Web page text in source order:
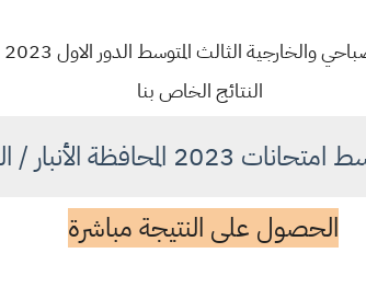
النتائج الخاص بنا
/ الرمادي الدور الاول
الحصول على النتيجة مباشرة